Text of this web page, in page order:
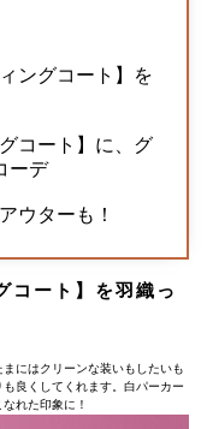
ングコート】を
コート】に、グ
ーデ
ウターも！
コート】を羽織っ
にはクリーンな装いもしたいも
良くしてくれます。白パーカー
れた印象に！